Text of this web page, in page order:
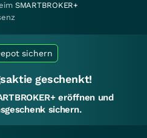
SMARTBROKER+
sichern
geschenkt!
eröffnen und
sichern.